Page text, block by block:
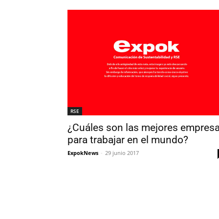
RSE
¿Cuáles son las mejores
para trabajar en el mundo?
ExpokNews - 29 junio 2017